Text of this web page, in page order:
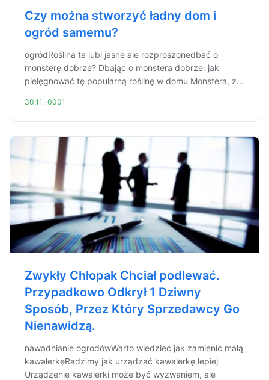
Czy można stworzyć ładny dom i
ogród samemu?
ogródRoślina ta lubi jasne ale rozproszonedbać o
monsterę dobrze? Dbając o monstera dobrze: jak
pielęgnować tę popularną roślinę w domu Monstera, z...
30.11.-0001
Zwykły Chłopak Chciał podlewać.
Przypadkowo Odkrył 1 Dziwny
Sposób, Przez Który Sprzedawcy Go
Nienawidzą.
nawadnianie ogrodówWarto wiedzieć jak zamienić małą
kawalerkęRadzimy jak urządzać kawalerkę lepiej
Urządzenie kawalerki może być wyzwaniem, ale